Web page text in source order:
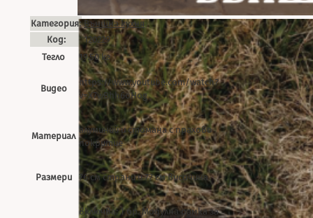
Категория: Външна кухня
Код:
120229
Тегло
19.50 кг
Видео
https://www.youtube.com/watch?
v=X7wBhh6oHog
Материал
алуминий и стомана с прахово
покритие
Размери 76 см страни и 77 см височина
включва: 1 бр. Модулна рамка за